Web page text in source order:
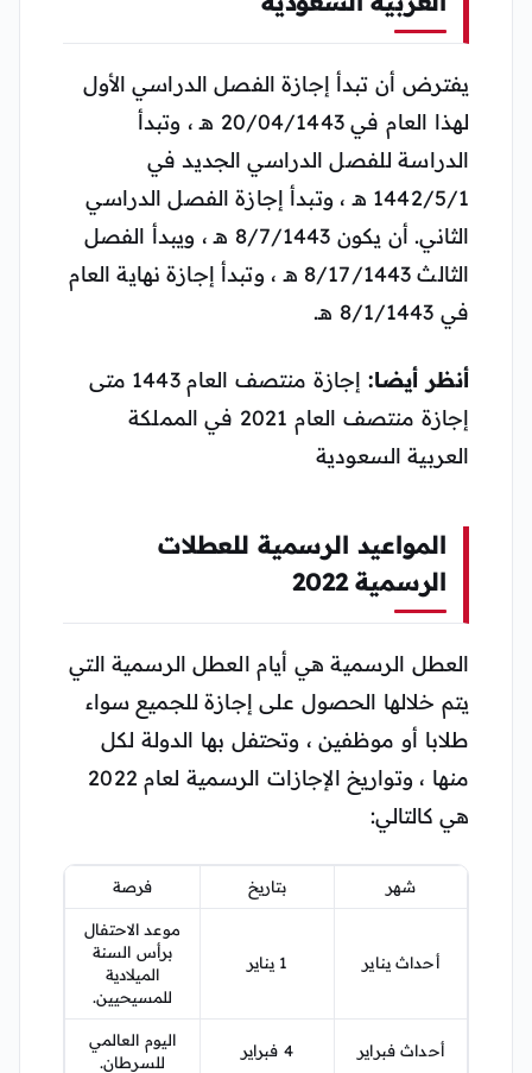
يفترض أن تبدأ إجازة الفصل الدراسي الأول
لهذا العام في 20/04/1443 هـ ، وتبدأ
الدراسة للفصل الدراسي الجديد في
1442/5/1 هـ ، وتبدأ إجازة الفصل الدراسي
الثاني. أن يكون 8/7/1443 هـ ، ويبدأ الفصل
الثالث 8/17/1443 هـ ، وتبدأ إجازة نهاية العام
في 8/1/1443 هـ.
أنظر أيضا:
إجازة منتصف العام 1443 متى
إجازة منتصف العام 2021 في المملكة
العربية السعودية
المواعيد الرسمية للعطلات
الرسمية 2022
العطل الرسمية هي أيام العطل الرسمية التي
يتم خلالها الحصول على إجازة للجميع سواء
طلابا أو موظفين ، وتحتفل بها الدولة لكل
منها ، وتواريخ الإجازات الرسمية لعام 2022
هي كالتالي:
شهر بتاريخ فرصة
أحداث يناير 1 يناير
موعد الاحتفال
برأس السنة
الميلادية
للمسيحيين.
أحداث فبراير 4 فبراير
اليوم العالمي
للسرطان.